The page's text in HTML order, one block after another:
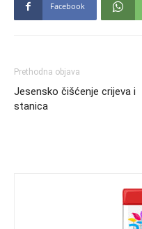
Facebook
Prethodna objava
Jesensko čišćenje crijeva i
stanica